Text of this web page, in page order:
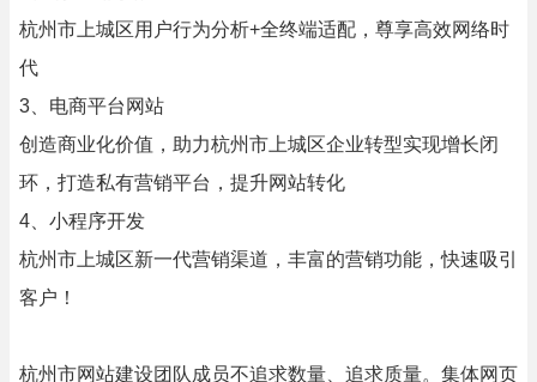
杭州市上城区用户行为分析+全终端适配，尊享高效网络时
代
3、电商平台网站
创造商业化价值，助力杭州市上城区企业转型实现增长闭
环，打造私有营销平台，提升网站转化
4、小程序开发
杭州市上城区新一代营销渠道，丰富的营销功能，快速吸引
客户！
杭州市网站建设团队成员不追求数量、追求质量。集体网页